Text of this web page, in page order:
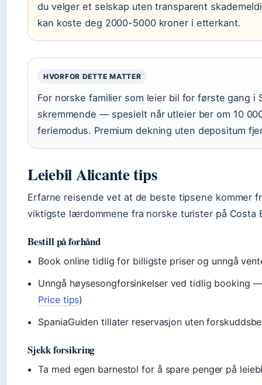
du velger et selskap uten transparent
kan koste deg 2000-5000 kroner i etterkant.
HVORFOR DETTE MATTER
For norske familier som leier bil for første gang i
skremmende — spesielt når utleier ber om 10
feriemodus. Premium dekning uten depositum
Leiebil Alicante tips
Erfarne reisende vet at de beste tipsene kommer
viktigste lærdommene fra norske turister på Costa
Bestill på forhånd
Book online tidlig for billigste priser og unngå
Unngå høysesongforsinkelser ved tidlig booking
Price tips)
SpaniaGuiden tillater reservasjon uten
Sjekk forsikring
Ta med egen barnestol for å spare penger på